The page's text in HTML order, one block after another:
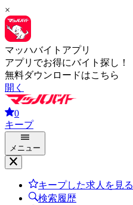
×
マッハバイトアプリ
アプリでお得にバイト探し！
無料ダウンロードはこちら
開く
0
キープ
メニュー
キープした求人を見る
検索履歴